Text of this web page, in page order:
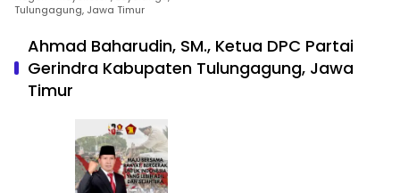
Tulungagung, Jawa Timur
Ahmad Baharudin, SM., Ketua DPC Partai
Gerindra Kabupaten Tulungagung, Jawa
Timur